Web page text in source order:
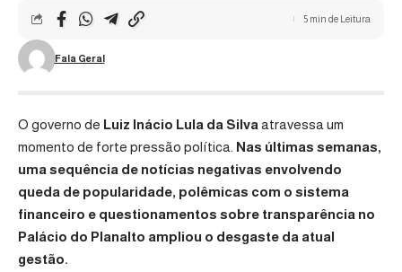
Fala Geral
5 min de Leitura
O governo de Luiz Inácio Lula da Silva atravessa um
momento de forte pressão política. Nas últimas semanas,
uma sequência de notícias negativas envolvendo
queda de popularidade, polêmicas com o sistema
financeiro e questionamentos sobre transparência no
Palácio do Planalto ampliou o desgaste da atual
gestão.